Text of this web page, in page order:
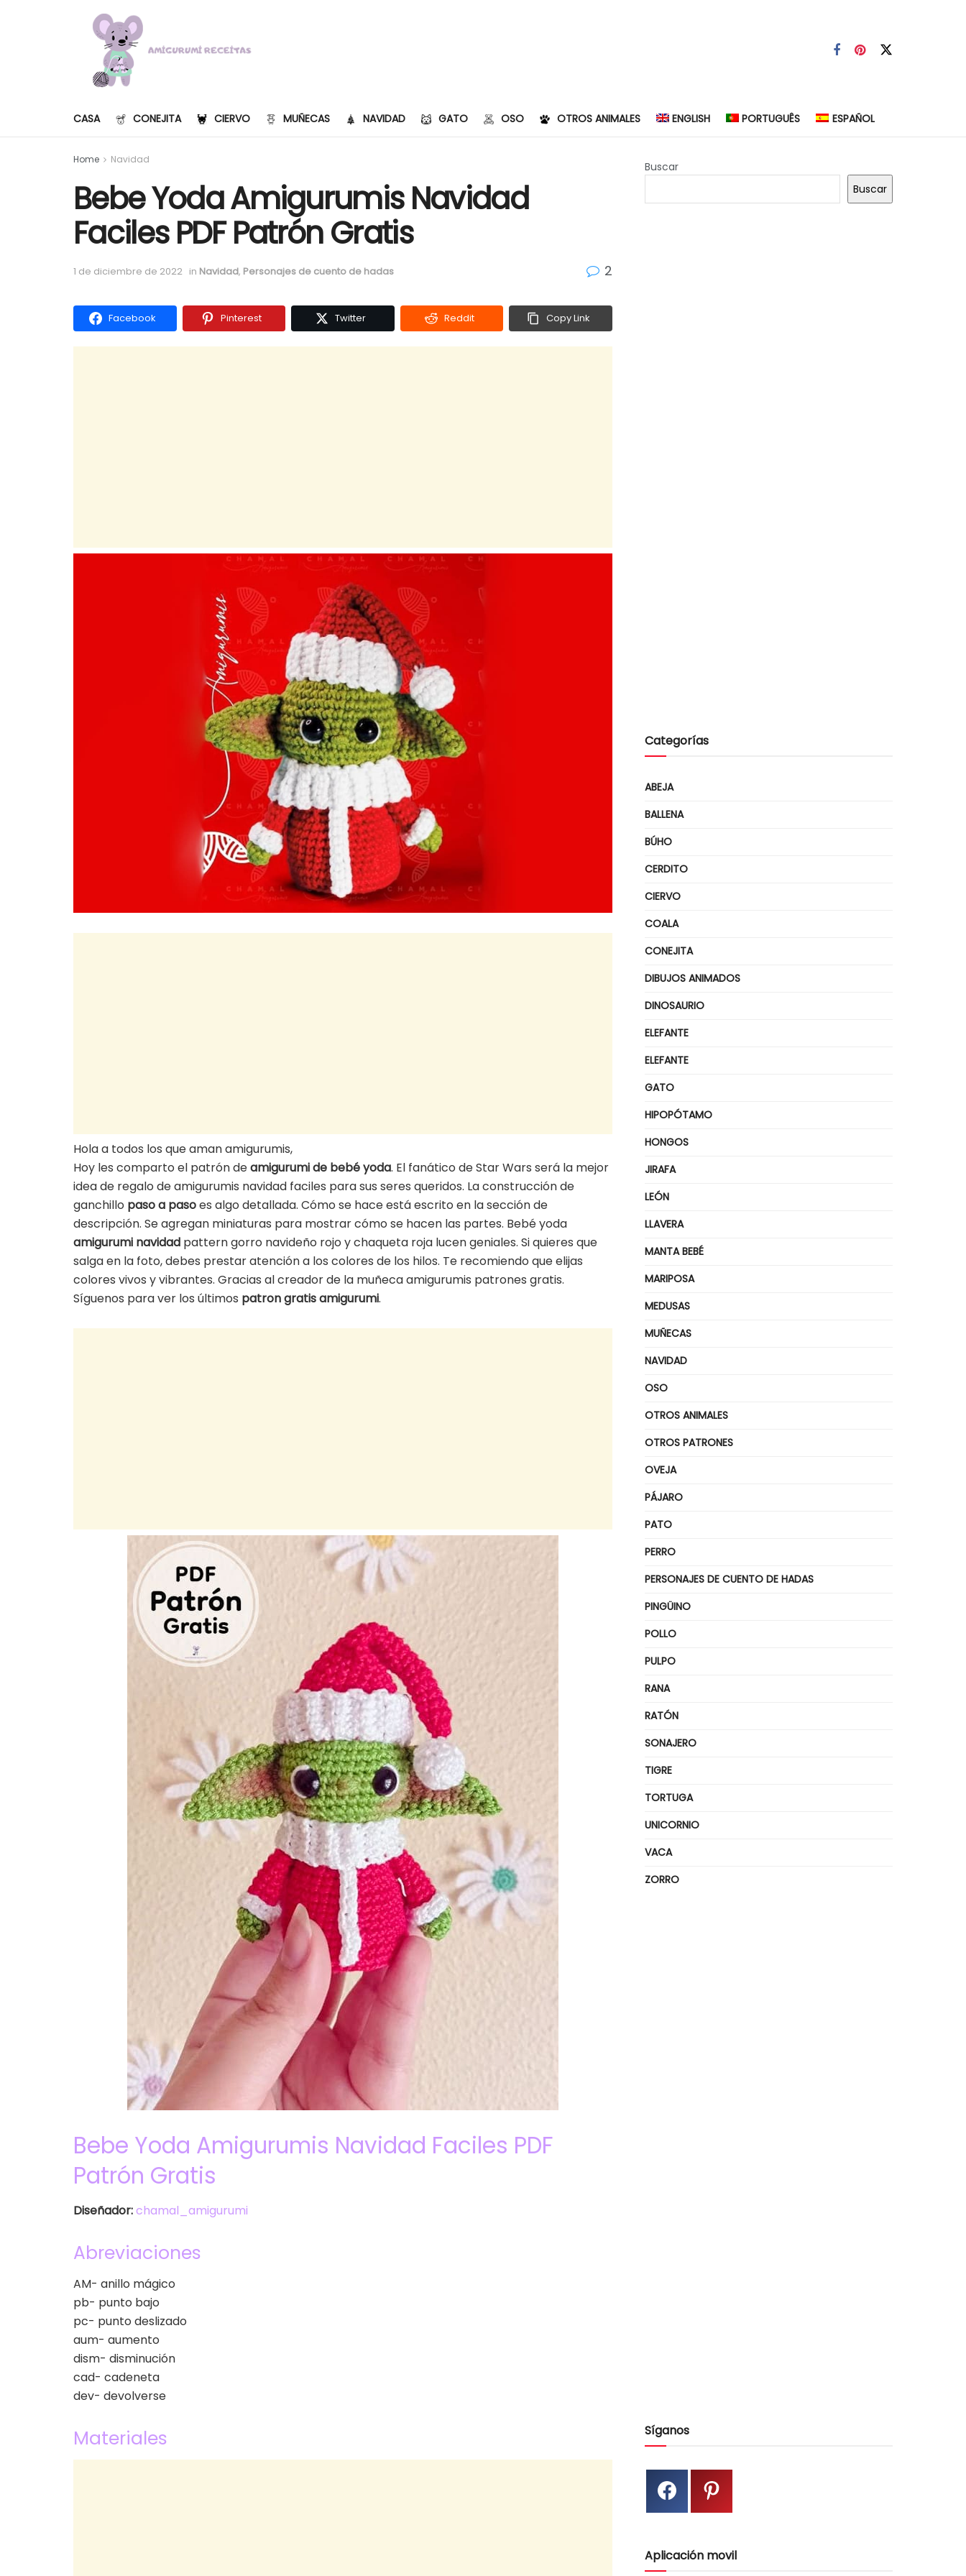
CASA CONEJITA CIERVO MUÑECAS NAVIDAD GATO OSO OTROS ANIMALES ENGLISH PORTUGUÊS ESPAÑOL
Home Navidad
Bebe Yoda Amigurumis Navidad
Faciles PDF Patrón Gratis
1 de diciembre de 2022 in Navidad, Personajes de cuento de hadas 2
Facebook Pinterest Twitter Reddit Copy Link
Hola a todos los que aman amigurumis,
Hoy les comparto el patrón deamigurumi de bebé yoda. El fanático de Star Wars será la mejor
idea de regalo de amigurumis navidad faciles para sus seres queridos. La construcción de
ganchillo paso a pasoes algo detallada. Cómo se hace está escrito en la sección de
descripción. Se agregan miniaturas para mostrar cómo se hacen las partes. Bebé yoda
amigurumi navidad pattern gorro navideño rojo y chaqueta roja lucen geniales. Si quieres que
salga en la foto, debes prestar atención a los colores de los hilos. Te recomiendo que elijas
colores vivos y vibrantes. Gracias al creador de la muñeca amigurumis patrones gratis.
Síguenos para ver los últimos patron gratis amigurumi.
Bebe Yoda Amigurumis Navidad Faciles PDF
Patrón Gratis
Diseñador:chamal_amigurumi
Abreviaciones
AM- anillo mágico
pb- punto bajo
pc- punto deslizado
aum- aumento
dism- disminución
cad- cadeneta
dev- devolverse
Materiales
Buscar
Buscar
Categorías
ABEJA
BALLENA
BÚHO
CERDITO
CIERVO
COALA
CONEJITA
DIBUJOS ANIMADOS
DINOSAURIO
ELEFANTE
ELEFANTE
GATO
HIPOPÓTAMO
HONGOS
JIRAFA
LEÓN
LLAVERA
MANTA BEBÉ
MARIPOSA
MEDUSAS
MUÑECAS
NAVIDAD
OSO
OTROS ANIMALES
OTROS PATRONES
OVEJA
PÁJARO
PATO
PERRO
PERSONAJES DE CUENTO DE HADAS
PINGÜINO
POLLO
PULPO
RANA
RATÓN
SONAJERO
TIGRE
TORTUGA
UNICORNIO
VACA
ZORRO
Síganos
Aplicación movil